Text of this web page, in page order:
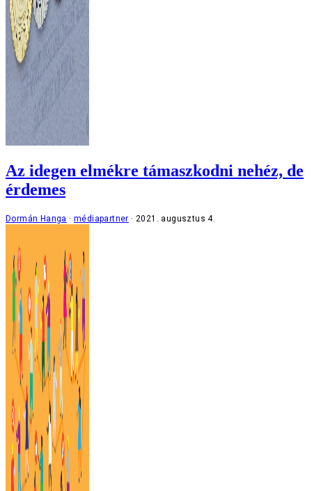
Az idegen elmékre támaszkodni nehéz, de
érdemes
Dormán Hanga médiapartner 2021. augusztus 4.